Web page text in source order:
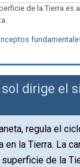
de la Tierra es
sol dirige el
regula el
en la Tierra. La
de la